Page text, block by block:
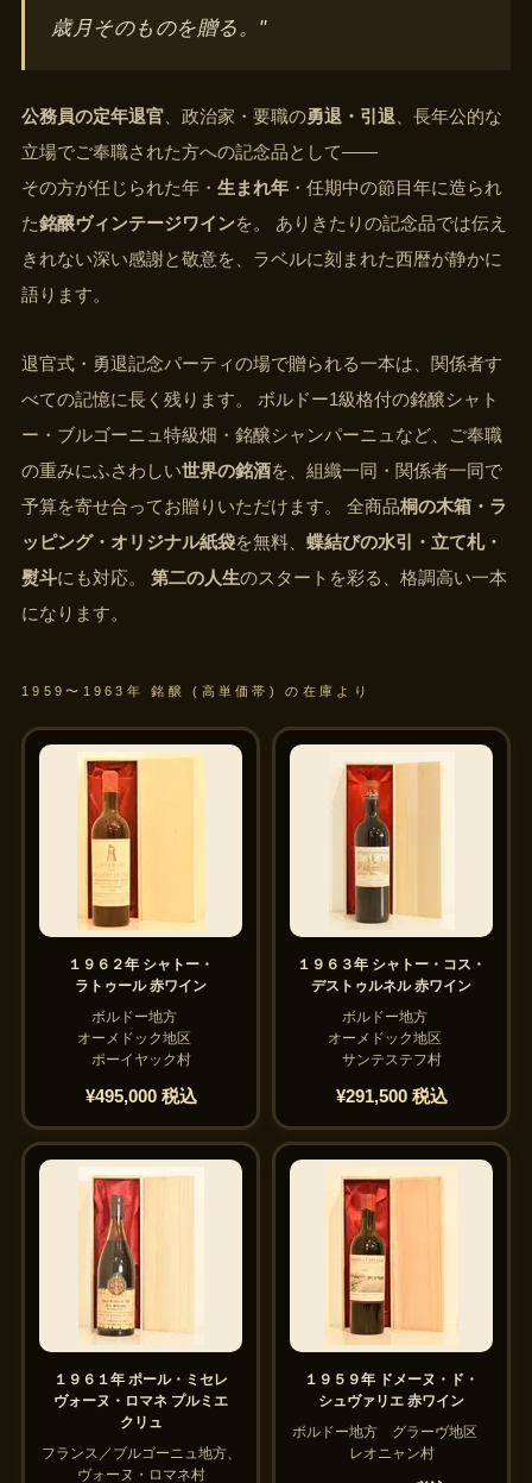
歳月そのものを贈る。"
公務員の定年退官 、政治家・要職の勇退・引退 、長年公的な
立場でご奉職された方への記念品として——
その方が任じられた年・ 生まれ年 ・任期中の節目年に造られ
た銘醸ヴィンテージワインを。 ありきたりの記念品では伝え
きれない深い感謝と敬意を、ラベルに刻まれた西暦が静かに
語ります。
退官式・勇退記念パーティの場で贈られる一本は、関係者す
べての記憶に長く残ります。 ボルドー1級格付の銘醸シャト
ー・ブルゴーニュ特級畑・銘醸シャンパーニュなど、ご奉職
の重みにふさわしい世界の銘酒を、組織一同・関係者一同で
予算を寄せ合ってお贈りいただけます。 全商品桐の木箱・ラ
ッピング・オリジナル紙袋を無料、 蝶結びの水引・立て札・
熨斗にも対応。 第二の人生のスタートを彩る、格調高い一本
になります。
1959〜1963年 銘醸 (高単価帯) の在庫より
１９６２年 シャトー・
ラトゥール 赤ワイン
ボルドー地方
オーメドック地区
ポーイヤック村
¥495,000 税込
１９６３年 シャトー・コス・
デストゥルネル 赤ワイン
ボルドー地方
オーメドック地区
サンテステフ村
¥291,500 税込
１９６１年 ポール・ミセレ
ヴォーヌ・ロマネ プルミエ
クリュ
フランス／ブルゴーニュ地方、
ヴォーヌ・ロマネ村
１９５９年 ドメーヌ・ド・
シュヴァリエ 赤ワイン
ボルドー地方 グラーヴ地区
レオニャン村